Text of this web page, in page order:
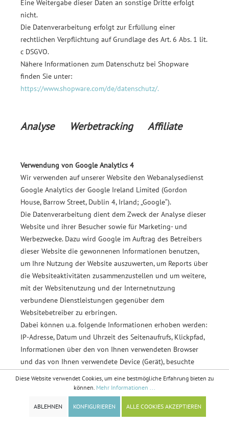
Eine Weitergabe dieser Daten an sonstige Dritte erfolgt
nicht.
Die Datenverarbeitung erfolgt zur Erfüllung einer
rechtlichen Verpflichtung auf Grundlage des Art. 6 Abs. 1 lit.
c DSGVO.
Nähere Informationen zum Datenschutz bei Shopware
finden Sie unter:
https://www.shopware.com/de/datenschutz/.
Analyse Werbetracking Affiliate
Verwendung von Google Analytics 4
Wir verwenden auf unserer Website den Webanalysedienst
Google Analytics der Google Ireland Limited (Gordon
House, Barrow Street, Dublin 4, Irland; „Google“).
Die Datenverarbeitung dient dem Zweck der Analyse dieser
Website und ihrer Besucher sowie für Marketing- und
Werbezwecke. Dazu wird Google im Auftrag des Betreibers
dieser Website die gewonnenen Informationen benutzen,
um Ihre Nutzung der Website auszuwerten, um Reports über
die Websiteaktivitäten zusammenzustellen und um weitere,
mit der Websitenutzung und der Internetnutzung
verbundene Dienstleistungen gegenüber dem
Websitebetreiber zu erbringen.
Dabei können u.a. folgende Informationen erhoben werden:
IP-Adresse, Datum und Uhrzeit des Seitenaufrufs, Klickpfad,
Informationen über den von Ihnen verwendeten Browser
und das von Ihnen verwendete Device (Gerät), besuchte
aufgerufen haben), Standortdaten, Kaufaktivitäten.
Daten können von Google mit anderen Daten, wie
beispielsweise Ihrem Suchverlauf, Ihren persönlichen
Diese Website verwendet Cookies, um eine bestmögliche Erfahrung bieten zu
können. Mehr Informationen ...
ABLEHNEN KONFIGURIEREN ALLE COOKIES AKZEPTIEREN